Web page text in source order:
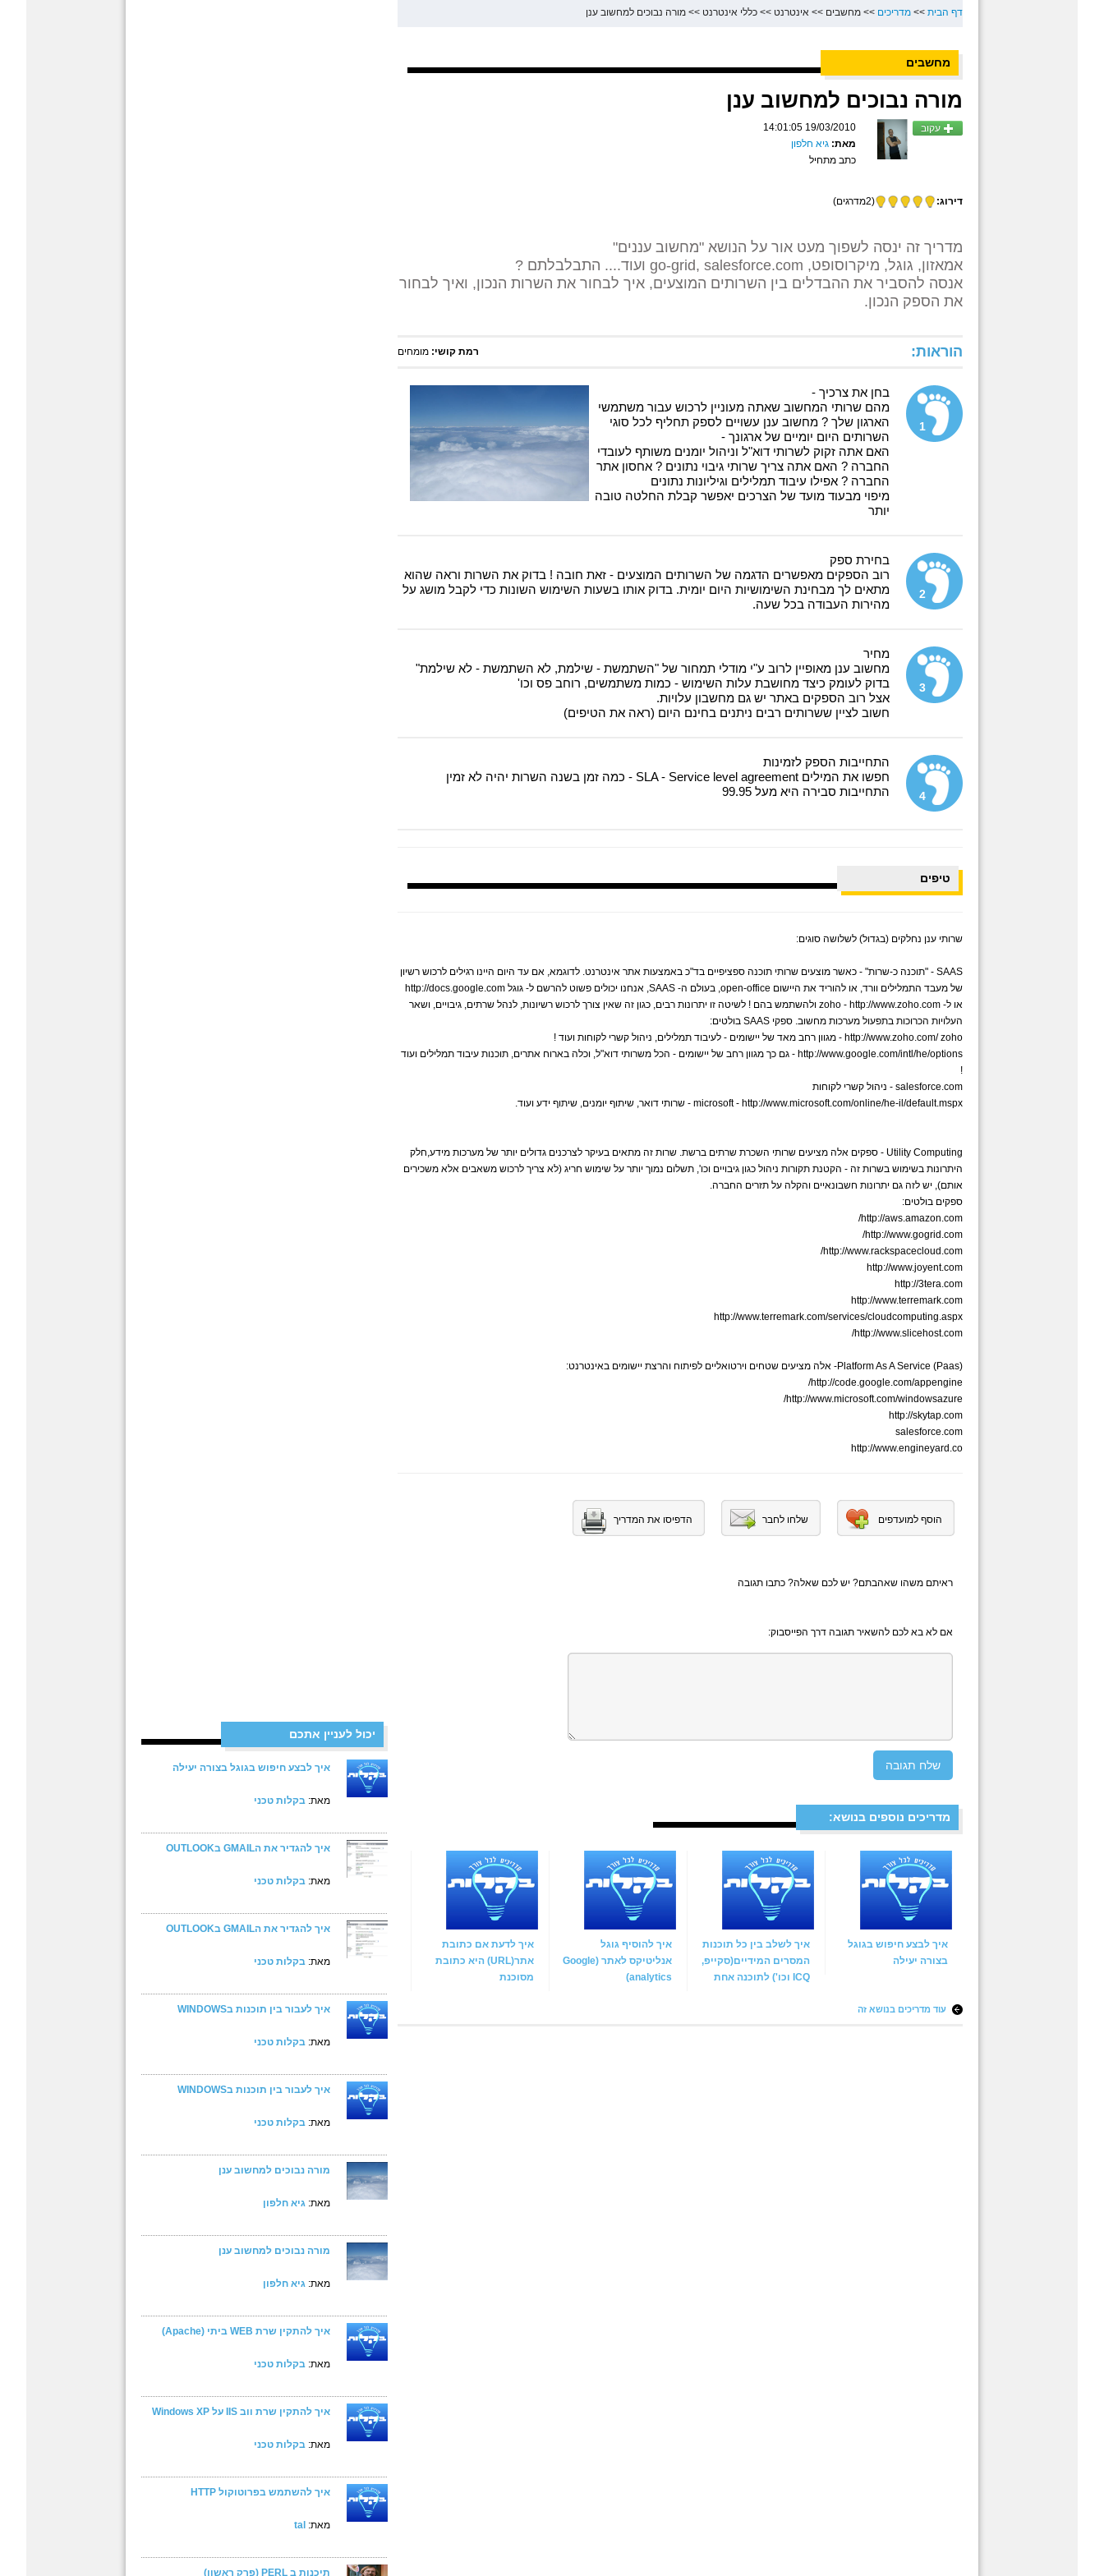
יכול לעניין אתכם
איך לבצע חיפוש בגוגל בצורה יעילה
מאת: בקלות טכני
איך להגדיר את הGMAIL בOUTLOOK
מאת: בקלות טכני
איך להגדיר את הGMAIL בOUTLOOK
מאת: בקלות טכני
איך לעבור בין תוכנות בWINDOWS
מאת: בקלות טכני
איך לעבור בין תוכנות בWINDOWS
מאת: בקלות טכני
מורה נבוכים למחשוב ענן
מאת: גיא חלפון
מורה נבוכים למחשוב ענן
מאת: גיא חלפון
איך להתקין שרת WEB ביתי (Apache)
מאת: בקלות טכני
איך להתקין שרת ווב IIS על Windows XP
מאת: בקלות טכני
איך להשתמש בפרוטוקול HTTP
מאת: tal
תיכנות ב PERL (פרק ראשון)
דף הבית >> מדריכים >> מחשבים >> אינטרנט >> כללי אינטרנט >> מורה נבוכים למחשוב ענן
מחשבים
מורה נבוכים למחשוב ענן
עקוב
19/03/2010 14:01:05
מאת: גיא חלפון
כתב מתחיל
דירוג: (2מדרגים)
מדריך זה ינסה לשפוך מעט אור על הנושא "מחשוב עננים"
אמאזון, גוגל, מיקרוסופט, go-grid, salesforce.com ועוד.... התבלבלתם ?
אנסה להסביר את ההבדלים בין השרותים המוצעים, איך לבחור את השרות הנכון, ואיך לבחור
את הספק הנכון.
רמת קושי: מומחים הוראות:
1
בחן את צרכיך -
מהם שרותי המחשוב שאתה מעוניין לרכוש עבור משתמשי
הארגון שלך ? מחשוב ענן עשויים לספק תחליף לכל סוגי
השרותים היום יומיים של ארגונך -
האם אתה זקוק לשרותי דוא"ל וניהול יומנים משותף לעובדי
החברה ? האם אתה צריך שרותי גיבוי נתונים ? אחסון אתר
החברה ? אפילו עיבוד תמלילים וגיליונות נתונים
מיפוי מבעוד מועד של הצרכים יאפשר קבלת החלטה טובה
יותר
2
בחירת ספק
רוב הספקים מאפשרים הדגמה של השרותים המוצעים - זאת חובה ! בדוק את השרות וראה שהוא
מתאים לך מבחינת השימושיות היום יומית. בדוק אותו בשעות השימוש השונות כדי לקבל מושג על
מהירות העבודה בכל שעה.
3
מחיר
מחשוב ענן מאופיין לרוב ע"י מודלי תמחור של "השתמשת - שילמת, לא השתמשת - לא שילמת"
בדוק לעומק כיצד מחושבת עלות השימוש - כמות משתמשים, רוחב פס וכו'
אצל רוב הספקים באתר יש גם מחשבון עלויות.
חשוב לציין ששרותים רבים ניתנים בחינם היום (ראה את הטיפים)
4
התחייבות הספק לזמינות
חפשו את המילים SLA - Service level agreement - כמה זמן בשנה השרות יהיה לא זמין
התחייבות סבירה היא מעל 99.95
טיפים
שרותי ענן נחלקים (בגדול) לשלושה סוגים:
SAAS - "תוכנה כ-שרות" - כאשר מוצעים שרותי תוכנה ספציפיים בד"כ באמצעות אתר אינטרנט. לדוגמא, אם עד היום היינו רגילים לרכוש רשיון
של מעבד התמלילים וורד, או להוריד את היישום open-office, בעולם ה- SAAS, אנחנו יכולים פשוט להרשם ל- גוגל http://docs.google.com
או ל- zoho - http://www.zoho.com ולהשתמש בהם ! לשיטה זו יתרונות רבים, כגון זה שאין צורך לרכוש רשיונות, לנהל שרתים, גיבויים, ושאר
העלויות הכרוכות בתפעול מערכות מחשוב. ספקי SAAS בולטים:
http://www.zoho.com/ zoho - מגוון רחב מאד של יישומים - לעיבוד תמלילים, ניהול קשרי לקוחות ועוד !
http://www.google.com/intl/he/options - גם כך מגוון רחב של יישומים - הכל משרותי דוא"ל, וכלה בארוח אתרים, תוכנות עיבוד תמלילים ועוד
!
salesforce.com - ניהול קשרי לקוחות
microsoft - http://www.microsoft.com/online/he-il/default.mspx - שרותי דואר, שיתוף יומנים, שיתוף ידע ועוד.
Utility Computing - ספקים אלה מציעים שרותי השכרת שרתים ברשת. שרות זה מתאים בעיקר לצרכנים גדולים יותר של מערכות מידע,חלק
היתרונות בשימוש בשרות זה - הקטנת תקורות ניהול כגון גיבויים וכו', תשלום נמוך יותר על שימוש חריג (לא צריך לרכוש משאבים אלא משכירים
אותם), יש לזה גם יתרונות חשבונאיים והקלה על תזרים החברה.
ספקים בולטים:
http://aws.amazon.com/
http://www.gogrid.com/
http://www.rackspacecloud.com/
http://www.joyent.com
http://3tera.com
http://www.terremark.com
http://www.terremark.com/services/cloudcomputing.aspx
http://www.slicehost.com/
Platform As A Service (Paas)- אלה מציעים שטחים וירטואליים לפיתוח והרצת יישומים באינטרנט:
http://code.google.com/appengine/
http://www.microsoft.com/windowsazure/
http://skytap.com
salesforce.com
http://www.engineyard.co
הוסף למועדפים שלחו לחבר הדפיסו את המדריך
ראיתם משהו שאהבתם? יש לכם שאלה? כתבו תגובה
אם לא בא לכם להשאיר תגובה דרך הפייסבוק:
מדריכים נוספים בנושא:
איך לבצע חיפוש בגוגל
בצורה יעילה
איך לשלב בין כל תוכנות
המסרים המידיים(סקייפ,
ICQ וכו') לתוכנה אחת
איך להוסיף גוגל
אנליטיקס לאתר (Google
analytics)
איך לדעת אם כתובת
אתר(URL) היא כתובת
מסוכנת
עוד מדריכים בנושא זה